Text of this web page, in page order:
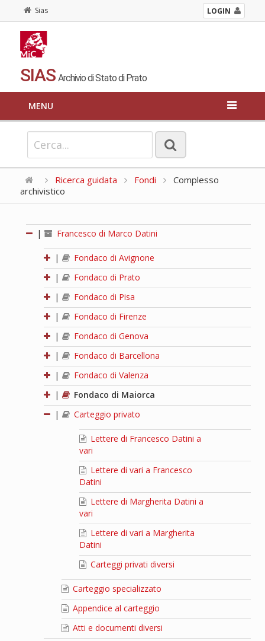
Sias LOGIN
SIAS Archivio di Stato di Prato
MENU
Ricerca guidata Fondi
Complesso
archivistico
| Francesco di Marco Datini
|
Fondaco di Avignone
|
Fondaco di Prato
|
Fondaco di Pisa
|
Fondaco di Firenze
|
Fondaco di Genova
|
Fondaco di Barcellona
|
Fondaco di Valenza
|
Fondaco di Maiorca
|
Carteggio privato
Lettere di Francesco Datini a
vari
Lettere di vari a Francesco
Datini
Lettere di Margherita Datini a
vari
Lettere di vari a Margherita
Datini
Carteggi privati diversi
Carteggio specializzato
Appendice al carteggio
Atti e documenti diversi